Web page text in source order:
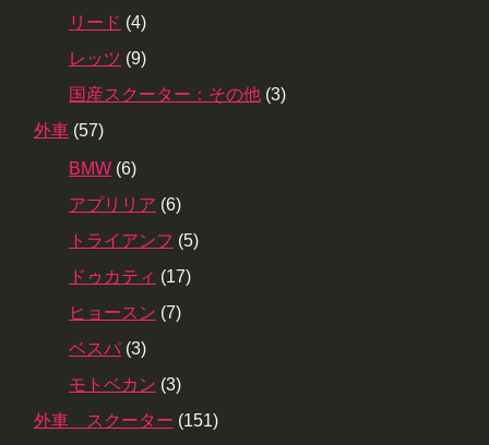
リード (4)
レッツ (9)
国産スクーター：その他 (3)
外車 (57)
BMW (6)
アプリリア (6)
トライアンフ (5)
ドゥカティ (17)
ヒョースン (7)
ベスパ (3)
モトベカン (3)
外車 スクーター (151)